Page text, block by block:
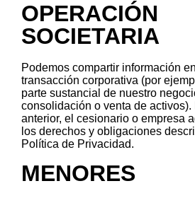
OPERACIÓN
SOCIETARIA
Podemos compartir información
transacción corporativa (por
parte sustancial de nuestro
consolidación o venta de activos).
anterior, el cesionario o empresa
los derechos y obligaciones
Política de Privacidad.
MENORES